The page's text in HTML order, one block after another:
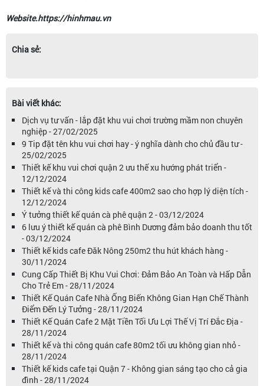
Website.https://hinhmau.vn
Chia sẻ:
Bài viết khác:
Dịch vụ tư vấn - lắp đặt khu vui chơi trường mầm non chuyên
nghiệp - 27/02/2025
9 Tip đặt tên khu vui chơi hay - ý nghĩa dành cho chủ đầu tư -
25/02/2025
Thiết kế khu vui chơi quận 2 ưu thế xu hướng phát triển -
12/12/2024
Thiết kế và thi công kids cafe 400m2 sao cho hợp lý diện tích -
12/12/2024
Ý tưởng thiết kế quán cà phê quận 2 - 03/12/2024
6 lưu ý thiết kế quán cà phê Bình Dương đảm bảo doanh thu tốt
- 03/12/2024
Thiết kế kids cafe Đăk Nông 250m2 thu hút khách hàng -
30/11/2024
Cung Cấp Thiết Bị Khu Vui Chơi: Đảm Bảo An Toàn và Hấp Dẫn
Cho Trẻ Em - 28/11/2024
Thiết Kế Quán Cafe Nhà Ống Biến Không Gian Hạn Chế Thành
Điểm Đến Lý Tưởng - 28/11/2024
Thiết Kế Quán Cafe 2 Mặt Tiền Tối Ưu Lợi Thế Vị Trí Đắc Địa -
28/11/2024
Thiết kế và thi công quán cafe 80m2 tối ưu không gian nhỏ -
28/11/2024
Thiết kế kids cafe tại Quận 7 - Không gian sáng tạo cho cả gia
đình - 28/11/2024